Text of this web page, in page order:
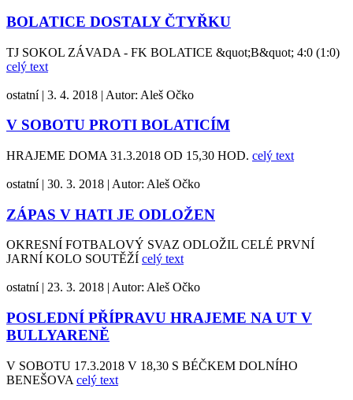
BOLATICE DOSTALY ČTYŘKU
TJ SOKOL ZÁVADA - FK BOLATICE &quot;B&quot; 4:0 (1:0)
celý text
ostatní | 3. 4. 2018 | Autor: Aleš Očko
V SOBOTU PROTI BOLATICÍM
HRAJEME DOMA 31.3.2018 OD 15,30 HOD. celý text
ostatní | 30. 3. 2018 | Autor: Aleš Očko
ZÁPAS V HATI JE ODLOŽEN
OKRESNÍ FOTBALOVÝ SVAZ ODLOŽIL CELÉ PRVNÍ
JARNÍ KOLO SOUTĚŽÍ celý text
ostatní | 23. 3. 2018 | Autor: Aleš Očko
POSLEDNÍ PŘÍPRAVU HRAJEME NA UT V
BULLYARENĚ
V SOBOTU 17.3.2018 V 18,30 S BÉČKEM DOLNÍHO
BENEŠOVA celý text